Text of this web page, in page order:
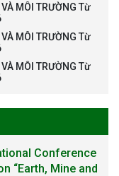
VÀ MÔI TRƯỜNG Từ
VÀ MÔI TRƯỜNG Từ
VÀ MÔI TRƯỜNG Từ
Conference
“Earth, Mine and